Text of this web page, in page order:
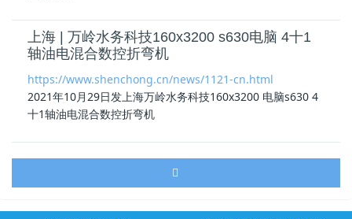
上海 | 万岭水务科技160x3200 s630电脑 4十1
轴油电混合数控折弯机
https://www.shenchong.cn/news/1121-cn.html
2021年10月29日发上海万岭水务科技160x3200 电脑s630 4
十1轴油电混合数控折弯机